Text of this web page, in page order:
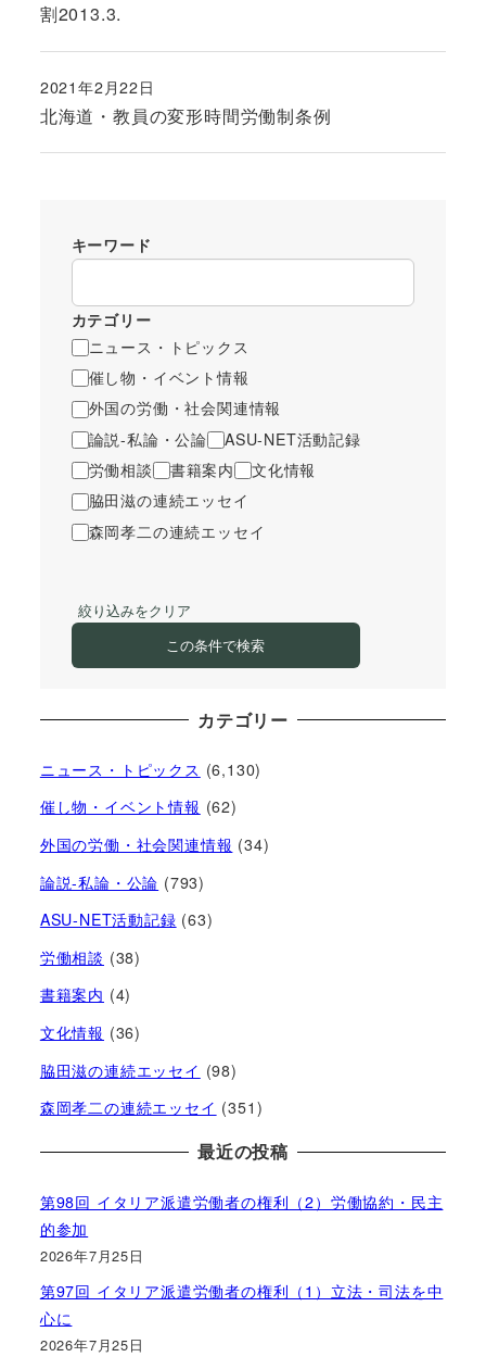
割2013.3.
北海道・教員の変形時間労働制条例
投稿日
2021年2月22日
キーワード
カテゴリー
ニュース・トピックス
催し物・イベント情報
外国の労働・社会関連情報
論説-私論・公論
ASU-NET活動記録
労働相談
書籍案内
文化情報
脇田滋の連続エッセイ
森岡孝二の連続エッセイ
絞り込みをクリア
この条件で検索
カテゴリー
ニュース・トピックス (6,130)
催し物・イベント情報 (62)
外国の労働・社会関連情報 (34)
論説-私論・公論 (793)
ASU-NET活動記録 (63)
労働相談 (38)
書籍案内 (4)
文化情報 (36)
脇田滋の連続エッセイ (98)
森岡孝二の連続エッセイ (351)
最近の投稿
第98回 イタリア派遣労働者の権利（2）労働協約・民主
的参加
2026年7月25日
第97回 イタリア派遣労働者の権利（1）立法・司法を中
心に
2026年7月25日